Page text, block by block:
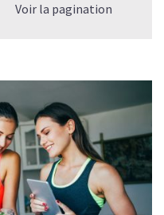
Voir la pagination